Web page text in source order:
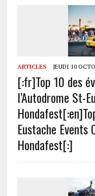
ARTICLES JEUDI 10
[:fr]Top 10 des
l’Autodrome St-
Eustache
Hondafest[:]